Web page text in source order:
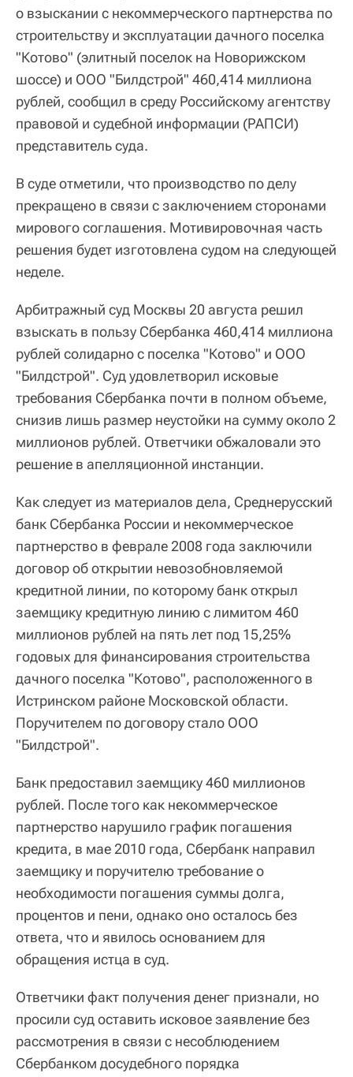
о взыскании с некоммерческого партнерства по
строительству и эксплуатации дачного поселка
"Котово" (элитный поселок на Новорижском
шоссе) и ООО "Билдстрой" 460,414 миллиона
рублей, сообщил в среду Российскому агентству
правовой и судебной информации (РАПСИ)
представитель суда.
В суде отметили, что производство по делу
прекращено в связи с заключением сторонами
мирового соглашения. Мотивировочная часть
решения будет изготовлена судом на следующей
неделе.
Арбитражный суд Москвы 20 августа решил
взыскать в пользу Сбербанка 460,414 миллиона
рублей солидарно с поселка "Котово" и ООО
"Билдстрой". Суд удовлетворил исковые
требования Сбербанка почти в полном объеме,
снизив лишь размер неустойки на сумму около 2
миллионов рублей. Ответчики обжаловали это
решение в апелляционной инстанции.
Как следует из материалов дела, Среднерусский
банк Сбербанка России и некоммерческое
партнерство в феврале 2008 года заключили
договор об открытии невозобновляемой
кредитной линии, по которому банк открыл
заемщику кредитную линию с лимитом 460
миллионов рублей на пять лет под 15,25%
годовых для финансирования строительства
дачного поселка "Котово", расположенного в
Истринском районе Московской области.
Поручителем по договору стало ООО
"Билдстрой".
Банк предоставил заемщику 460 миллионов
рублей. После того как некоммерческое
партнерство нарушило график погашения
кредита, в мае 2010 года, Сбербанк направил
заемщику и поручителю требование о
необходимости погашения суммы долга,
процентов и пени, однако оно осталось без
ответа, что и явилось основанием для
обращения истца в суд.
Ответчики факт получения денег признали, но
просили суд оставить исковое заявление без
рассмотрения в связи с несоблюдением
Сбербанком досудебного порядка